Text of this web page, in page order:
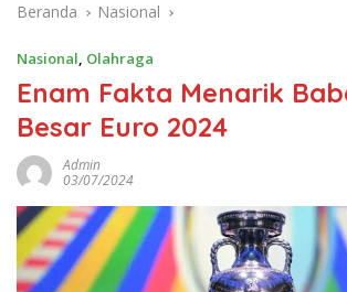
Beranda Nasional
Nasional, Olahraga
Enam Fakta Menarik
Besar Euro 2024
Admin
03/07/2024